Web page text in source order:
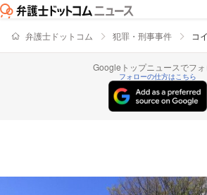
弁護士ドットコム 犯罪・刑事事件 コ
Googleトップニュースでフォ
フォローの仕方はこちら